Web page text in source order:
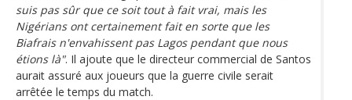
suis pas sûr que ce soit tout à fait vrai, mais les
Nigérians ont certainement fait en sorte que les
Biafrais n'envahissent pas Lagos pendant que nous
étions là". Il ajoute que le directeur commercial de Santos
aurait assuré aux joueurs que la guerre civile serait
arrêtée le temps du match.